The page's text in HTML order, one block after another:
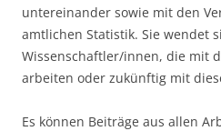
untereinander sowie mit den
amtlichen Statistik. Sie wendet
Wissenschaftler/innen, die mit
arbeiten oder zukünftig mit
Es können Beiträge aus allen